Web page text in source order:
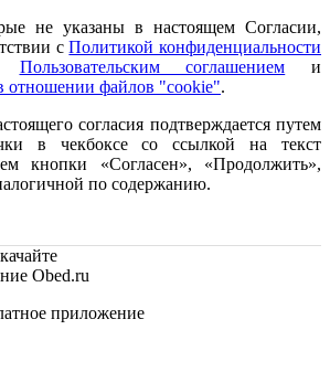
не указаны в настоящем Согласии,
сПолитикой конфиденциальности
Пользовательским соглашением и
отношении файлов "cookie".
согласия подтверждается путем
в чекбоксе со ссылкой на текст
кнопки «Согласен», «Продолжить»,
по содержанию.
Obed.ru
приложение